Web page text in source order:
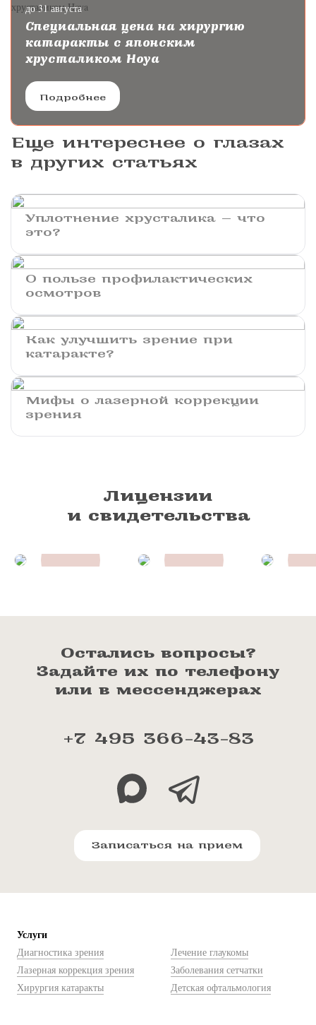
до 31 августа
Специальная цена на хирургию
катаракты с японским
хрусталиком Hoya
Подробнее
Еще интереснее о глазах
в других статьях
Уплотнение хрусталика — что
это?
О пользе профилактических
осмотров
Как улучшить зрение при
катаракте?
Мифы о лазерной коррекции
зрения
Лицензии
и свидетельства
Остались вопросы?
Задайте их по телефону
или в мессенджерах
+7 495 366-43-83
Записаться на прием
Услуги
Диагностика зрения
Лазерная коррекция зрения
Хирургия катаракты
Лечение глаукомы
Заболевания сетчатки
Детская офтальмология